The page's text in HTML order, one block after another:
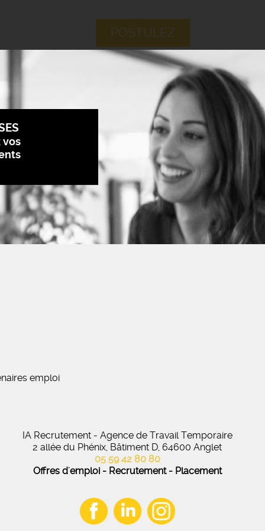
POSTULEZ
vos
emploi
IA Recrutement - Agence de Travail Temporaire
2 allée du Phénix, Bâtiment D, 64600 Anglet
05 59 42 80 80
Offres d'emploi - Recrutement - Placement